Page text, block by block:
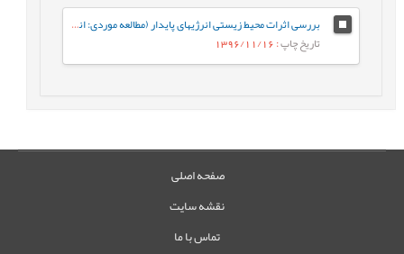
بررسی اثرات محیط زیستی انرژیهای پایدار (مطالعه موردی: انرژي‌هاي خورشیدی، باد و هیدروالکتریک)
تاریخ چاپ: 1396/11/16
صفحه اصلی
نقشه سایت
تماس با ما